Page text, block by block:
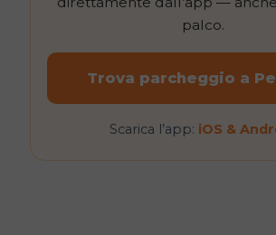
palco.
Trova parcheggio a
Scarica l’app: iOS &